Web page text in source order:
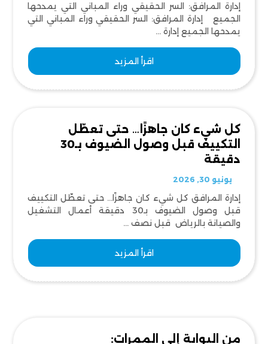
إدارة المرافق: السر الحقيقي وراء المباني التي يمدحها
الجميع إدارة المرافق: السر الحقيقي وراء المباني التي
يمدحها الجميع إدارة ...
اقرأ المزيد
كل شيء كان جاهزًا… حتى تعطّل
التكييف قبل وصول الضيوف بـ30
دقيقة
يونيو 30, 2026
إدارة المرافق كل شيء كان جاهزًا… حتى تعطّل التكييف
قبل وصول الضيوف بـ30 دقيقة أعمال التشغيل
والصيانة بالرياض قبل نصف ...
اقرأ المزيد
من البوابة إلى الممرات: